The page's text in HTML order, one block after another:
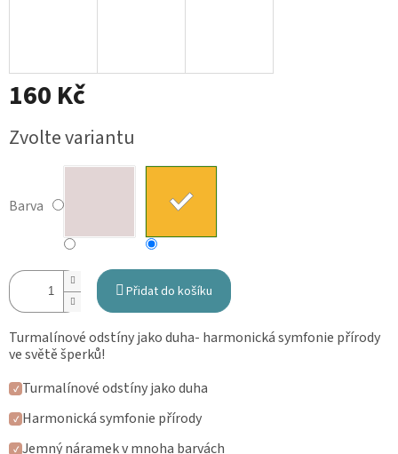
160 Kč
Měrná
cena:
Zvolte variantu
Barva
Přidat do košíku
Turmalínové odstíny jako duha- harmonická symfonie přírody
ve světě šperků!
✓ Turmalínové odstíny jako duha
✓ Harmonická symfonie přírody
✓ Jemný náramek v mnoha barvách